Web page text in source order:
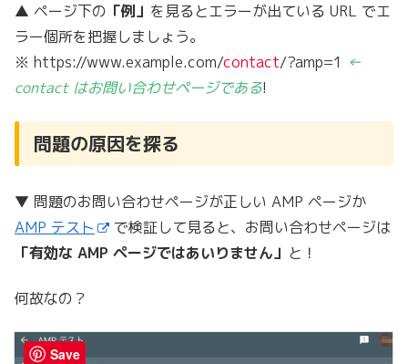
▲ ページ下の 「例」 を見るとエラーが出ている URL でエ
ラー個所を把握しましょう。
※ https://www.example.com/contact/?amp=1 ←
contact はお問い合わせページである!
問題の原因を探る
▼ 問題のお問い合わせページが正しい AMP ページか
AMP テスト
で検証して見ると、お問い合わせページは
「有効な AMP ページではあいりません」 と！
何故なの？
Save